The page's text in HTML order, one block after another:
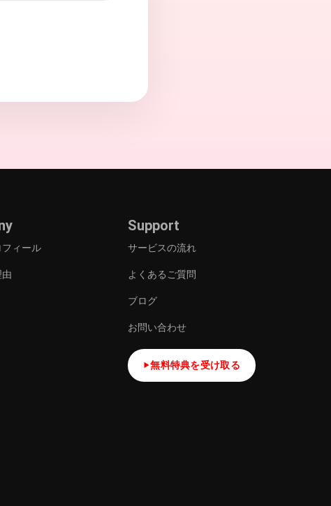
ィール
Support
サービスの流れ
よくあるご質問
ブログ
お問い合わせ
無料特典を受け取る